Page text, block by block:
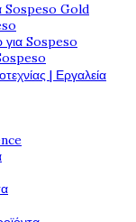
Sospeso Gold
για Sospeso
| Εργαλεία